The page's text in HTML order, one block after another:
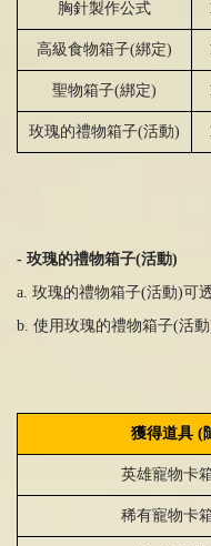
胸針製作公式
高級食物箱子(綁定)
聖物箱子(綁定)
玫瑰的禮物箱子(活動)
- 玫瑰的禮物箱子(活動)
a. 玫瑰的禮物箱子(活動)可
b. 使用玫瑰的禮物箱子(活動
獲得道具(
英雄寵物卡
稀有寵物卡